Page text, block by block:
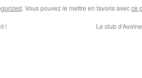
. Vous pouvez le mettre en favoris avecce
! Le club